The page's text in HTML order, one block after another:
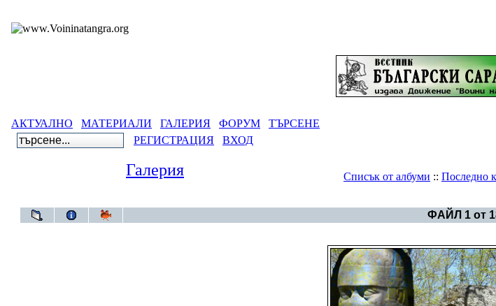
АКТУАЛНО МАТЕРИАЛИ ГАЛЕРИЯ ФОРУМ
ТЪРСЕНЕ
РЕГИСТРАЦИЯ
ВХОД
Галерия Списък от албуми :: Последно
ФАЙЛ 1 от